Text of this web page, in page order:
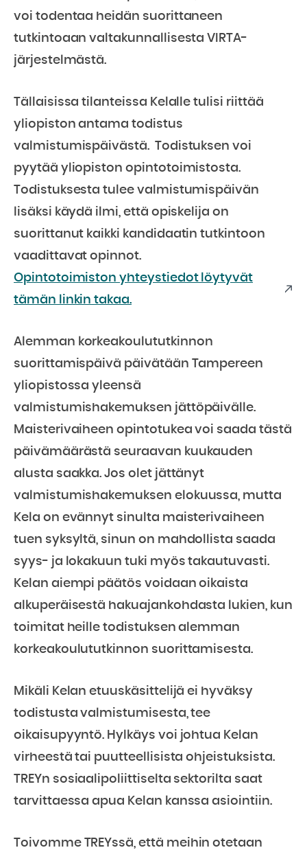
voi todentaa heidän suorittaneen
tutkintoaan valtakunnallisesta VIRTA-
järjestelmästä.
Tällaisissa tilanteissa Kelalle tulisi riittää
yliopiston antama todistus
valmistumispäivästä. Todistuksen voi
pyytää yliopiston opintotoimistosta.
Todistuksesta tulee valmistumispäivän
lisäksi käydä ilmi, että opiskelija on
suorittanut kaikki kandidaatin tutkintoon
vaadittavat opinnot.
Opintotoimiston yhteystiedot löytyvät
tämän linkin takaa.
Alemman korkeakoulututkinnon
suorittamispäivä päivätään Tampereen
yliopistossa yleensä
valmistumishakemuksen jättöpäivälle.
Maisterivaiheen opintotukea voi saada tästä
päivämäärästä seuraavan kuukauden
alusta saakka. Jos olet jättänyt
valmistumishakemuksen elokuussa, mutta
Kela on evännyt sinulta maisterivaiheen
tuen syksyltä, sinun on mahdollista saada
syys- ja lokakuun tuki myös takautuvasti.
Kelan aiempi päätös voidaan oikaista
alkuperäisestä hakuajankohdasta lukien, kun
toimitat heille todistuksen alemman
korkeakoulututkinnon suorittamisesta.
Mikäli Kelan etuuskäsittelijä ei hyväksy
todistusta valmistumisesta, tee
oikaisupyyntö. Hylkäys voi johtua Kelan
virheestä tai puutteellisista ohjeistuksista.
TREYn sosiaalipoliittiselta sektorilta saat
tarvittaessa apua Kelan kanssa asiointiin.
Toivomme TREYssä, että meihin otetaan